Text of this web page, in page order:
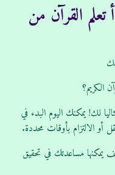
القرآن من
الكريم؟
لك! يمكنك اليوم البدء في
أو الالتزام بأوقات محددة.
يمكنها مساعدتك في تحقيق